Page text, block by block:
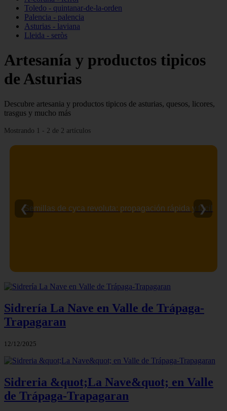
Toledo - quintanar-de-la-orden
Palencia - palencia
Asturias - laviana
Lleida - seròs
Artesanía y productos tipicos
de Asturias
Descubre artesania y productos tipicos de asturias, quesos, licores,
trasgus y mucho más
Mostrando 1 - 2 de 2 artículos
Semillas de cyca revoluta: propagación rápida y fácil
❮ ❯
Sidrería La Nave en Valle de Trápaga-
Trapagaran
12/12/2025
Sidreria &quot;La Nave&quot; en Valle
de Trápaga-Trapagaran